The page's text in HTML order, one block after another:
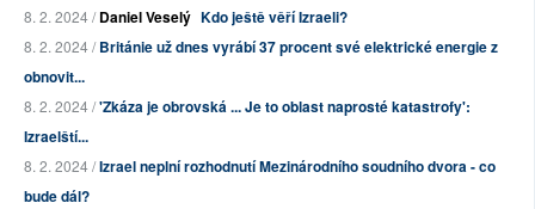
8. 2. 2024 /Daniel Veselý Kdo ještě věří Izraeli?
8. 2. 2024 /Británie už dnes vyrábí 37 procent své elektrické energie z
obnovit...
8. 2. 2024 /'Zkáza je obrovská ... Je to oblast naprosté katastrofy':
Izraelští...
8. 2. 2024 /Izrael neplní rozhodnutí Mezinárodního soudního dvora - co
bude dál?